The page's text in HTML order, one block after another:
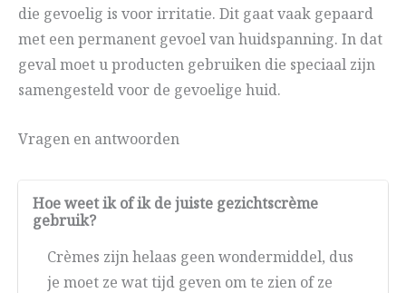
die gevoelig is voor irritatie. Dit gaat vaak gepaard
met een permanent gevoel van huidspanning. In dat
geval moet u producten gebruiken die speciaal zijn
samengesteld voor de gevoelige huid.
Vragen en antwoorden
Hoe weet ik of ik de juiste gezichtscrème
gebruik?
Crèmes zijn helaas geen wondermiddel, dus
je moet ze wat tijd geven om te zien of ze